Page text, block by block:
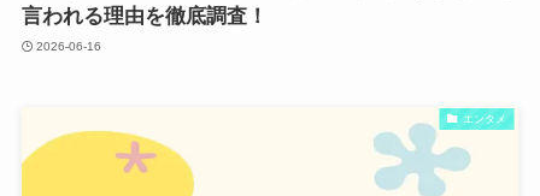
言われる理由を徹底調査！
2026-06-16
エンタメ